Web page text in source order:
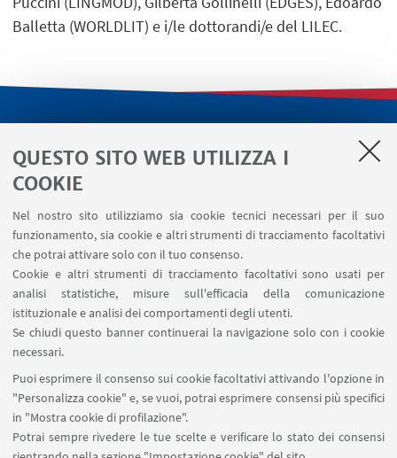
QUESTO SITO WEB UTILIZZA I
COOKIE
Nel nostro sito utilizziamo sia cookie tecnici necessari per il suo
funzionamento, sia cookie e altri strumenti di tracciamento facoltativi
che potrai attivare solo con il tuo consenso.
Cookie e altri strumenti di tracciamento facoltativi sono usati per
analisi statistiche, misure sull'efficacia della comunicazione
istituzionale e analisi dei comportamenti degli utenti.
Se chiudi questo banner continuerai la navigazione solo con i cookie
necessari.
Puoi esprimere il consenso sui cookie facoltativi attivando l'opzione in
"Personalizza cookie" e, se vuoi, potrai esprimere consensi più specifici
in "Mostra cookie di profilazione".
Potrai sempre rivedere le tue scelte e verificare lo stato dei consensi
Balletta (WORLDLIT) e i/le dottorandi/e del LILEC.
Segnala un evento
Contatti
SEGUI IL DIPARTIMENTO SU:
SEGUI UNIBO SU: